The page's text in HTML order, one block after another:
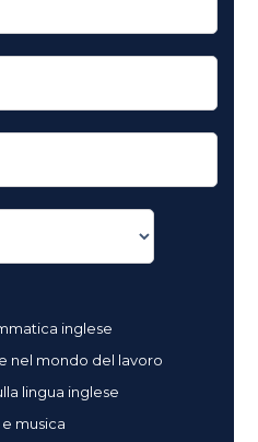
inglese
nel mondo del lavoro
lingua inglese
musica